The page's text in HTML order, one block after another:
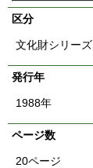
日本語
English
한국어
简体中文
繁體中文
区分
文化財シリーズ
発行年
1988年
ページ数
20ページ